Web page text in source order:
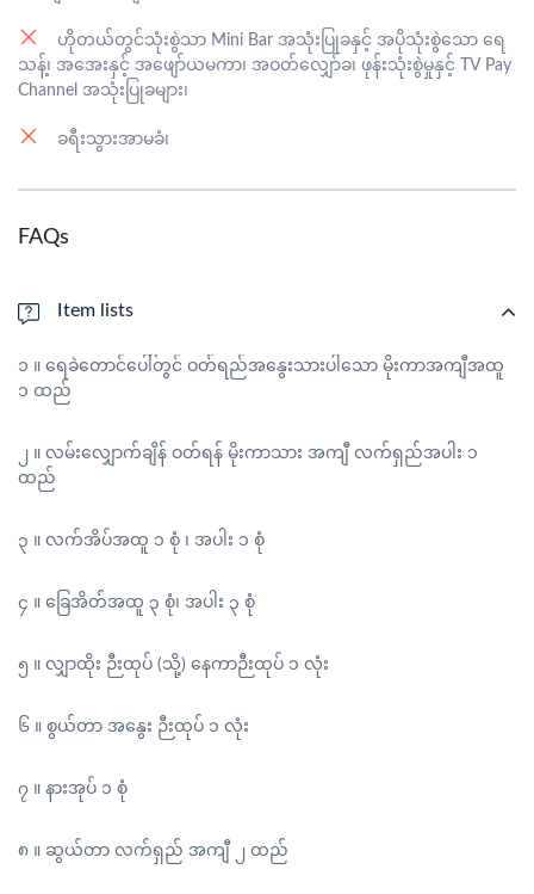
ဟိုတယ်တွင်သုံးစွဲသာ Mini Bar အသုံးပြုခနှင့် အပိုသုံးစွဲသော ရေ
သန့်၊ အအေးနှင့် အဖျော်ယမကာ၊ အဝတ်လျှော်ခ၊ ဖုန်းသုံးစွဲမှုနှင့် TV Pay
Channel အသုံးပြုခများ၊
ခရီးသွားအာမခံ၊
FAQs
Item lists
၁ ။ ရေခဲတောင်ပေါ်တွင် ဝတ်ရည်အနွေးသားပါသော မိုးကာအကျီအထူ
၁ ထည်
၂ ။ လမ်းလျှောက်ချိန် ဝတ်ရန် မိုးကာသား အကျီ လက်ရှည်အပါး ၁
ထည်
၃ ။ လက်အိပ်အထူ ၁ စုံ ၊ အပါး ၁ စုံ
၄ ။ ခြေအိတ်အထူ ၃ စုံ၊ အပါး ၃ စုံ
၅ ။ လျှာထိုး ဉီးထုပ် (သို့) နေကာဉီးထုပ် ၁ လုံး
၆ ။ စွယ်တာ အနွေး ဉီးထုပ် ၁ လုံး
၇ ။ နားအုပ် ၁ စုံ
၈ ။ ဆွယ်တာ လက်ရှည် အကျီ ၂ ထည်